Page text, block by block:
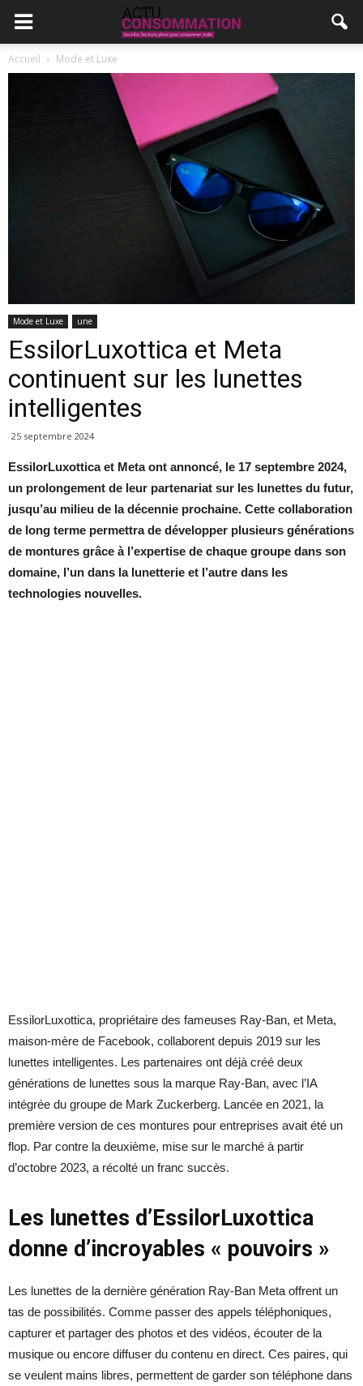
Accueil Mode et Luxe
Mode et Luxe une
EssilorLuxottica et Meta
continuent sur les lunettes
intelligentes
25 septembre 2024
EssilorLuxottica et Meta ont annoncé, le 17 septembre 2024,
un prolongement de leur partenariat sur les lunettes du futur,
jusqu’au milieu de la décennie prochaine. Cette collaboration
de long terme permettra de développer plusieurs générations
de montures grâce à l’expertise de chaque groupe dans son
domaine, l’un dans la lunetterie et l’autre dans les
technologies nouvelles.
EssilorLuxottica, propriétaire des fameuses Ray-Ban, et Meta,
maison-mère de Facebook, collaborent depuis 2019 sur les
lunettes intelligentes. Les partenaires ont déjà créé deux
générations de lunettes sous la marque Ray-Ban, avec l’IA
intégrée du groupe de Mark Zuckerberg. Lancée en 2021, la
première version de ces montures pour entreprises avait été un
flop. Par contre la deuxième, mise sur le marché à partir
d’octobre 2023, a récolté un franc succès.
Les lunettes d’EssilorLuxottica
donne d’incroyables « pouvoirs »
Les lunettes de la dernière génération Ray-Ban Meta offrent un
tas de possibilités. Comme passer des appels téléphoniques,
capturer et partager des photos et des vidéos, écouter de la
musique ou encore diffuser du contenu en direct. Ces paires, qui
se veulent mains libres, permettent de garder son téléphone dans